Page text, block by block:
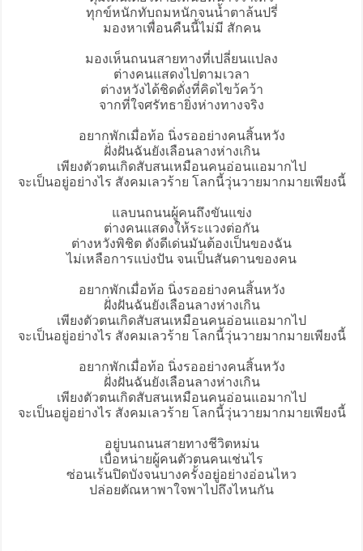
ทุกข์หนักทับถมหนักจนน้ำตาล้นปรี่
มองหาเพื่อนคืนนี้ไม่มี สักคน
มองเห็นถนนสายทางที่เปลี่ยนแปลง
ต่างคนแสดงไปตามเวลา
ต่างหวังได้ชิดดั่งที่คิดไขว้คว้า
จากที่ใจศรัทธายิ่งห่างทางจริง
อยากพักเมื่อท้อ นิ่งรออย่างคนสิ้นหวัง
ฝั่งฝันฉันยังเลือนลางห่างเกิน
เพียงตัวตนเกิดสับสนเหมือนคนอ่อนแอมากไป
จะเป็นอยู่อย่างไร สังคมเลวร้าย โลกนี้วุ่นวายมากมายเพียงนี้
แลบนถนนผู้คนถึงขันแข่ง
ต่างคนแสดงให้ระแวงต่อกัน
ต่างหวังพิชิต ดังดีเด่นมันต้องเป็นของฉัน
ไม่เหลือการแบ่งปัน จนเป็นสันดานของคน
อยากพักเมื่อท้อ นิ่งรออย่างคนสิ้นหวัง
ฝั่งฝันฉันยังเลือนลางห่างเกิน
เพียงตัวตนเกิดสับสนเหมือนคนอ่อนแอมากไป
จะเป็นอยู่อย่างไร สังคมเลวร้าย โลกนี้วุ่นวายมากมายเพียงนี้
อยากพักเมื่อท้อ นิ่งรออย่างคนสิ้นหวัง
ฝั่งฝันฉันยังเลือนลางห่างเกิน
เพียงตัวตนเกิดสับสนเหมือนคนอ่อนแอมากไป
จะเป็นอยู่อย่างไร สังคมเลวร้าย โลกนี้วุ่นวายมากมายเพียงนี้
อยู่บนถนนสายทางชีวิตหม่น
เบื่อหน่ายผู้คนตัวตนคนเช่นไร
ซ่อนเร้นปิดบังจนบางครั้งอยู่อย่างอ่อนไหว
ปล่อยตัณหาพาใจพาไปถึงไหนกัน